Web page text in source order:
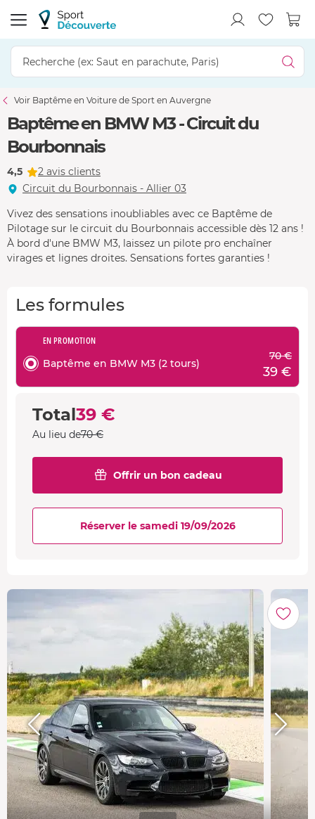
Voir Baptême en Voiture de Sport en Auvergne
Baptême en BMW M3 - Circuit du
Bourbonnais
4,5
2 avis clients
Circuit du Bourbonnais - Allier 03
Vivez des sensations inoubliables avec ce Baptême de
Pilotage sur le circuit du Bourbonnais accessible dès 12 ans !
À bord d'une BMW M3, laissez un pilote pro enchaîner
virages et lignes droites. Sensations fortes garanties !
Les formules
EN PROMOTION
Baptême en BMW M3 (2 tours)
70 €
39 €
Total39 €
Au lieu de70 €
Offrir un bon cadeau
Réserver le samedi 19/09/2026